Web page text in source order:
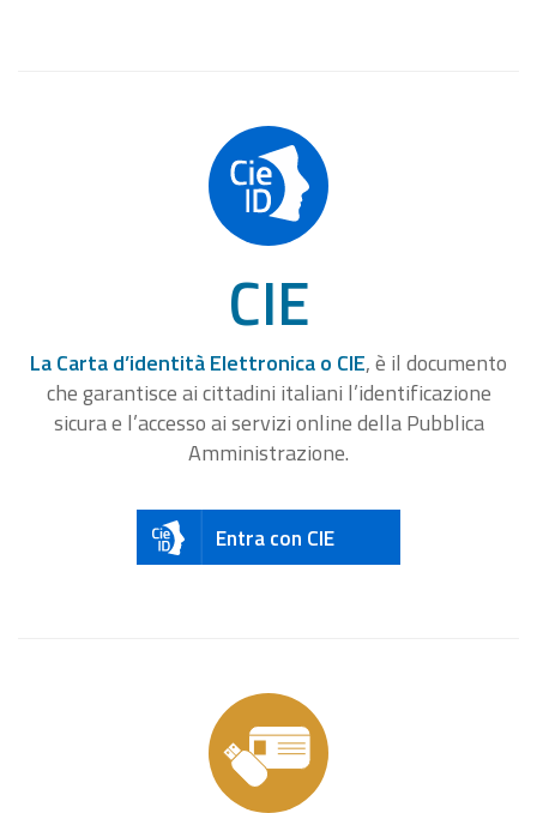
CIE
La Carta d’identità Elettronica o CIE, è il documento
che garantisce ai cittadini italiani l’identificazione
sicura e l’accesso ai servizi online della Pubblica
Amministrazione.
Entra con CIE